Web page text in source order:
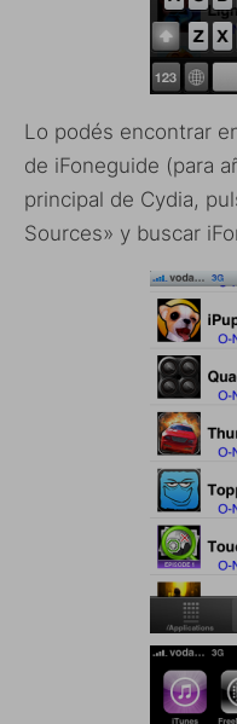
Lo podés encontrar
de iFoneguide (para
principal de Cydia,
Sources» y buscar